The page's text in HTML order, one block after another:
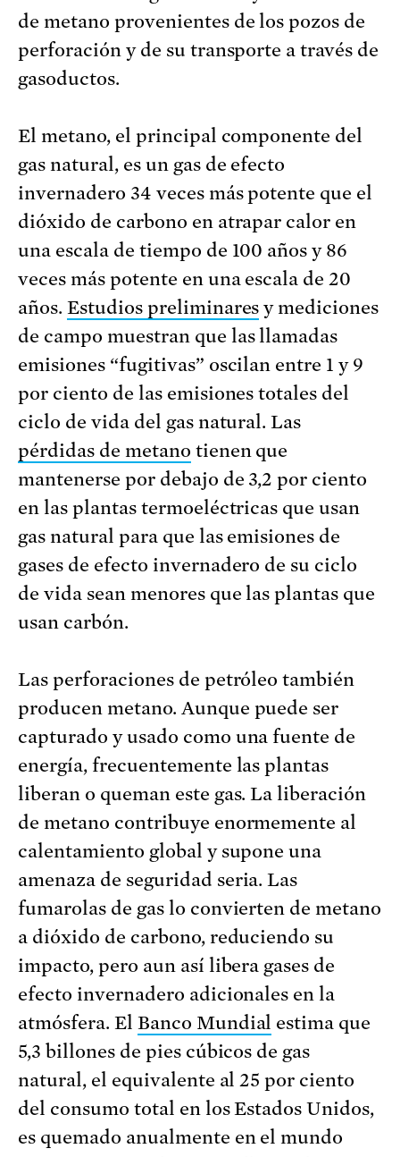
de metano provenientes de los pozos de
perforación y de su transporte a través de
gasoductos.
El metano, el principal componente del
gas natural, es un gas de efecto
invernadero 34 veces más potente que el
dióxido de carbono en atrapar calor en
una escala de tiempo de 100 años y 86
veces más potente en una escala de 20
años. Estudios preliminares y mediciones
de campo muestran que las llamadas
emisiones “fugitivas” oscilan entre 1 y 9
por ciento de las emisiones totales del
ciclo de vida del gas natural. Las
pérdidas de metano tienen que
mantenerse por debajo de 3,2 por ciento
en las plantas termoeléctricas que usan
gas natural para que las emisiones de
gases de efecto invernadero de su ciclo
de vida sean menores que las plantas que
usan carbón.
Las perforaciones de petróleo también
producen metano. Aunque puede ser
capturado y usado como una fuente de
energía, frecuentemente las plantas
liberan o queman este gas. La liberación
de metano contribuye enormemente al
calentamiento global y supone una
amenaza de seguridad seria. Las
fumarolas de gas lo convierten de metano
a dióxido de carbono, reduciendo su
impacto, pero aun así libera gases de
efecto invernadero adicionales en la
atmósfera. El Banco Mundial estima que
5,3 billones de pies cúbicos de gas
natural, el equivalente al 25 por ciento
del consumo total en los Estados Unidos,
es quemado anualmente en el mundo